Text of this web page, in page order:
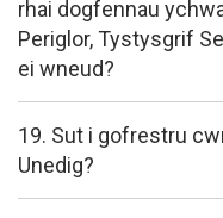
rhai dogfennau
Periglor, Tystysgrif
ei wneud?
19. Sut i gofrestru
Unedig?